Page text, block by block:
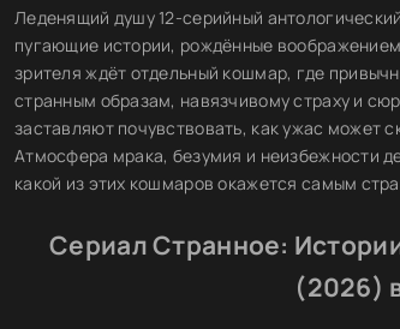
Леденящий душу 12-серийный
пугающие истории, рождённые
зрителя ждёт отдельный кошмар, где
странным образам, навязчивому страху и
заставляют почувствовать, как ужас может
Атмосфера мрака, безумия и неизбежности
какой из этих кошмаров окажется самым
Сериал Странное:
(2026)